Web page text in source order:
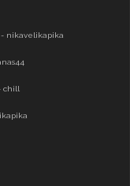
- nikavelikapika
chill